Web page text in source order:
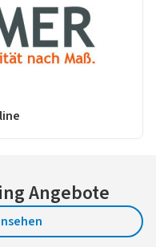
Angebote